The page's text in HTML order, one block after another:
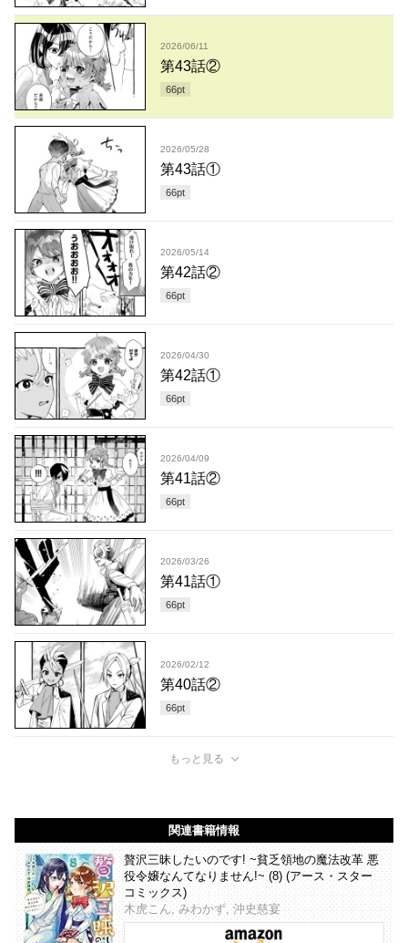
2026/06/11
第43話②
66pt
2026/05/28
第43話①
66pt
2026/05/14
第42話②
66pt
2026/04/30
第42話①
66pt
2026/04/09
第41話②
66pt
2026/03/26
第41話①
66pt
2026/02/12
第40話②
66pt
もっと見る
関連書籍情報
贅沢三昧したいのです! ~貧乏領地の魔法改革 悪
役令嬢なんてなりません!~ (8) (アース・スター
コミックス)
木虎こん, みわかず, 沖史慈宴